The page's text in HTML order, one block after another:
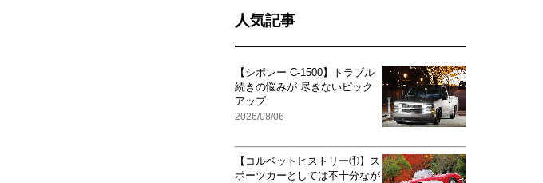
人気記事
【シボレー C-1500】トラブル
続きの悩みが 尽きないピック
アップ
2026/08/06
【コルベットヒストリー①】ス
ポーツカーとしては不十分なが